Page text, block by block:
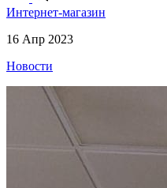
Интернет-магазин
16 Апр 2023
Новости